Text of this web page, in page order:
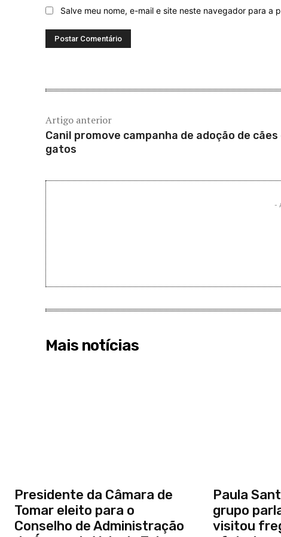
Salve meu nome, e-mail e site neste navegador para a
Artigo anterior
Canil promove campanha de adoção de cães
gatos
-
Mais notícias
Presidente da Câmara de
Tomar eleito para o
Conselho de Administração
Paula
grupo
visitou